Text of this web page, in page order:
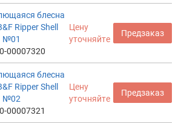
блесна
Ripper Shell
№01
00007320
Цену
уточняйте
Предзаказ
блесна
Ripper Shell
№02
00007321
Цену
уточняйте
Предзаказ